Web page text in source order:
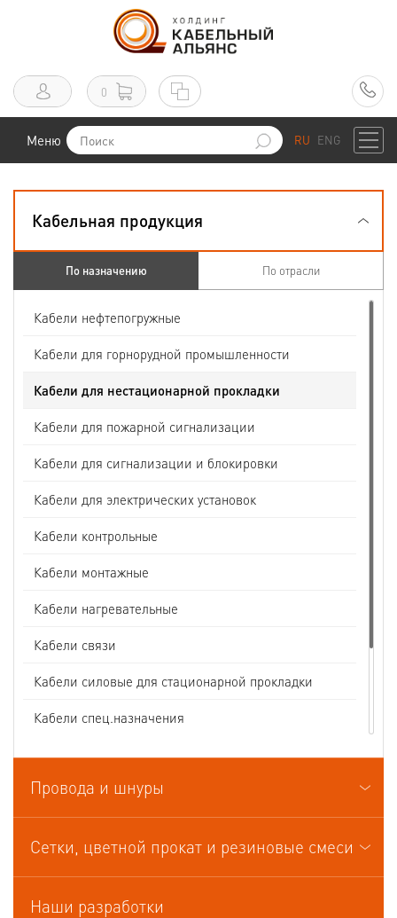
0
Меню RU ENG
Кабельная продукция
По назначению По отрасли
Кабели нефтепогружные
Кабели для горнорудной промышленности
Кабели для нестационарной прокладки
Кабели для пожарной сигнализации
Кабели для сигнализации и блокировки
Кабели для электрических установок
Кабели контрольные
Кабели монтажные
Кабели нагревательные
Кабели связи
Кабели силовые для стационарной прокладки
Кабели спец.назначения
Кабели судовые
Кабели термоэлектродные
Провода и шнуры
Сетки, цветной прокат и резиновые смеси
Наши разработки